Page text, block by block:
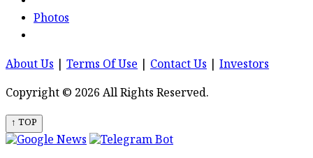
Photos
About Us Terms Of Use Contact Us
Investors
Copyright © 2026 All Rights Reserved.
↑ TOP